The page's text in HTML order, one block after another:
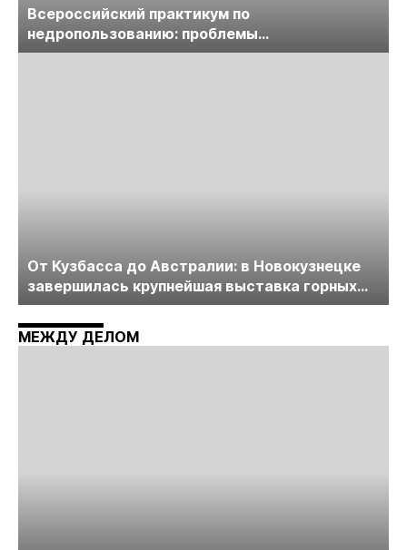
Всероссийский практикум по
недропользованию: проблемы
лицензирования, цифровизации, экспертизы
От Кузбасса до Австралии: в Новокузнецке
завершилась крупнейшая выставка горных
технологий «Недра России. Уголь России и
Майнинг»
МЕЖДУ ДЕЛОМ